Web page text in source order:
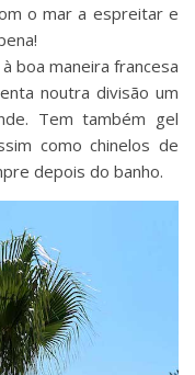
o mar a espreitar e
boa maneira francesa
noutra divisão um
Tem também gel
como chinelos de
depois do banho.